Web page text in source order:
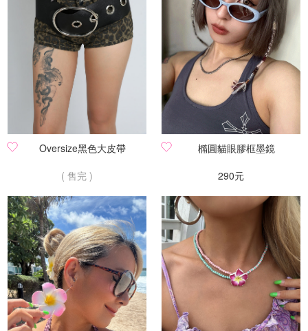
Oversize黑色大皮帶
( 售完 )
橢圓貓眼膠框墨鏡
290元